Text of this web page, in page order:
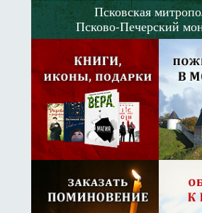
Псковская
Псково-Печерский